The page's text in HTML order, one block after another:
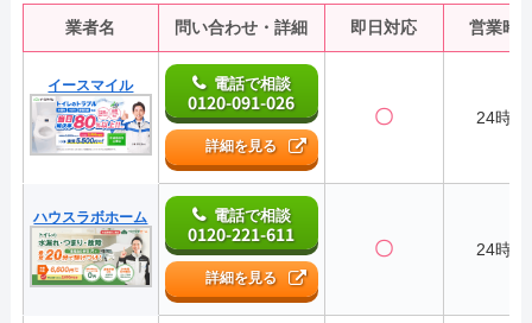
業者名 問い合わせ・詳細 即日対応 営業時
イースマイル 電話で相談
0120-091-026
詳細を見る
〇 24時間
ハウスラボホーム 電話で相談
0120-221-611
詳細を見る
〇 24時間